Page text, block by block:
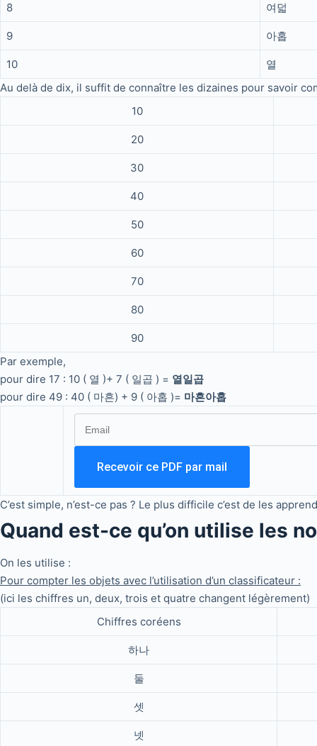
8 여덟
9 아홉
10
열
Au delà de dix, il suffit de connaître les dizaines pour savoir
10
20
30
40
50
60
70
80
90
Par exemple,
pour dire 17 : 10 ( 열 )+ 7 ( 일곱 ) = 열일곱
pour dire 49 : 40 ( 마흔) + 9 ( 아홉 )= 마흔아홉
C’est simple, n’est-ce pas ? Le plus difficile c’est de les
Quand est-ce qu’on utilise les
On les utilise :
Pour compter les objets avec l’utilisation d’un classificateur :
(ici les chiffres un, deux, trois et quatre changent légèrement)
Chiffres coréens
하나
둘
셋
넷